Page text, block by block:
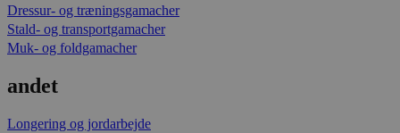
Dressur- og træningsgamacher
Stald- og transportgamacher
Muk- og foldgamacher
andet
Longering og jordarbejde